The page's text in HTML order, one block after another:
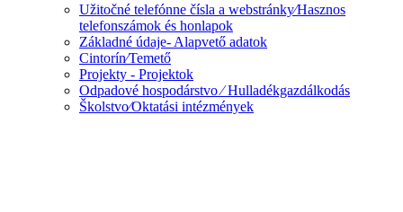
Užitočné telefónne čísla a webstránky⁄Hasznos
telefonszámok és honlapok
Základné údaje- Alapvető adatok
Cintorín⁄Temető
Projekty - Projektok
Odpadové hospodárstvo ⁄ Hulladékgazdálkodás
Školstvo⁄Oktatási intézmények